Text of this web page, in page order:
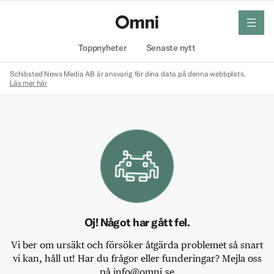
Toppnyheter Senaste nytt
meny
Schibsted News Media AB är ansvarig för dina data på denna webbplats.
Läs mer här
Oj! Något har gått fel.
Vi ber om ursäkt och försöker åtgärda problemet så snart
vi kan, håll ut! Har du frågor eller funderingar? Mejla oss